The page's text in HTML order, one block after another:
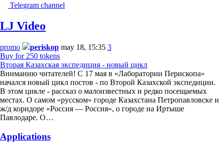
Telegram channel
LJ Video
promo periskop may 18, 15:35 3
Buy for 250 tokens
Вторая Казахская экспедиция - новый цикл
Вниманию читателей! С 17 мая в «Лаборатории Перископа»
начался новый цикл постов - по Второй Казахской экспедиции.
В этом цикле - рассказ о малоизвестных и редко посещаемых
местах. О самом «русском» городе Казахстана Петропавловске и
ж/д коридоре «Россия — Россия», о городе на Иртыше
Павлодаре. О…
Applications